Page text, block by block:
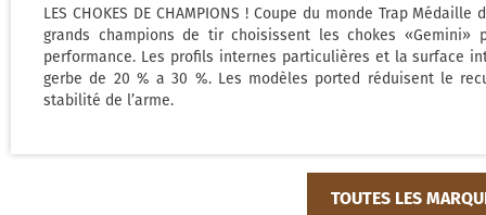
LES CHOKES DE CHAMPIONS ! Coupe du monde Trap Médaille
grands champions de tir choisissent les chokes
performance. Les profils internes particulières et la surface
gerbe de 20 % a 30 %. Les modèles ported réduisent le
stabilité de l’arme.
TOUTES LES